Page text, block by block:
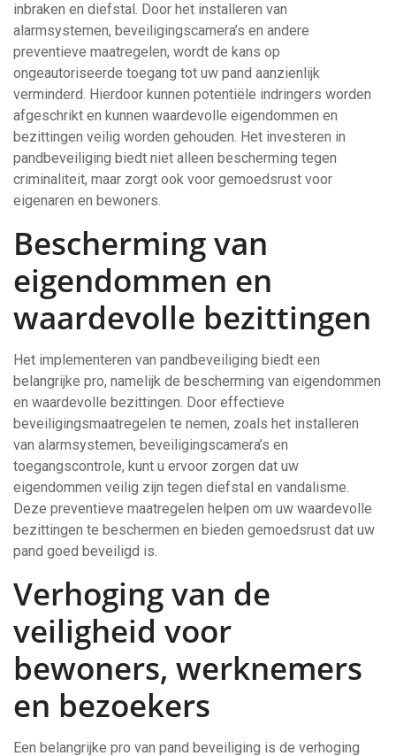
inbraken en diefstal. Door het installeren van
alarmsystemen, beveiligingscamera’s en andere
preventieve maatregelen, wordt de kans op
ongeautoriseerde toegang tot uw pand aanzienlijk
verminderd. Hierdoor kunnen potentiële indringers worden
afgeschrikt en kunnen waardevolle eigendommen en
bezittingen veilig worden gehouden. Het investeren in
pandbeveiliging biedt niet alleen bescherming tegen
criminaliteit, maar zorgt ook voor gemoedsrust voor
eigenaren en bewoners.
Bescherming van
eigendommen en
waardevolle bezittingen
Het implementeren van pandbeveiliging biedt een
belangrijke pro, namelijk de bescherming van eigendommen
en waardevolle bezittingen. Door effectieve
beveiligingsmaatregelen te nemen, zoals het installeren
van alarmsystemen, beveiligingscamera’s en
toegangscontrole, kunt u ervoor zorgen dat uw
eigendommen veilig zijn tegen diefstal en vandalisme.
Deze preventieve maatregelen helpen om uw waardevolle
bezittingen te beschermen en bieden gemoedsrust dat uw
pand goed beveiligd is.
Verhoging van de
veiligheid voor
bewoners, werknemers
en bezoekers
Een belangrijke pro van pand beveiliging is de verhoging